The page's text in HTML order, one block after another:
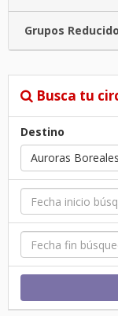
Grupos
Busca tu
Destino
Auroras Boreales